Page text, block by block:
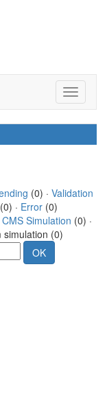
(0) · Validation
(0) · Error (0)
CMS Simulation (0) ·
simulation (0)